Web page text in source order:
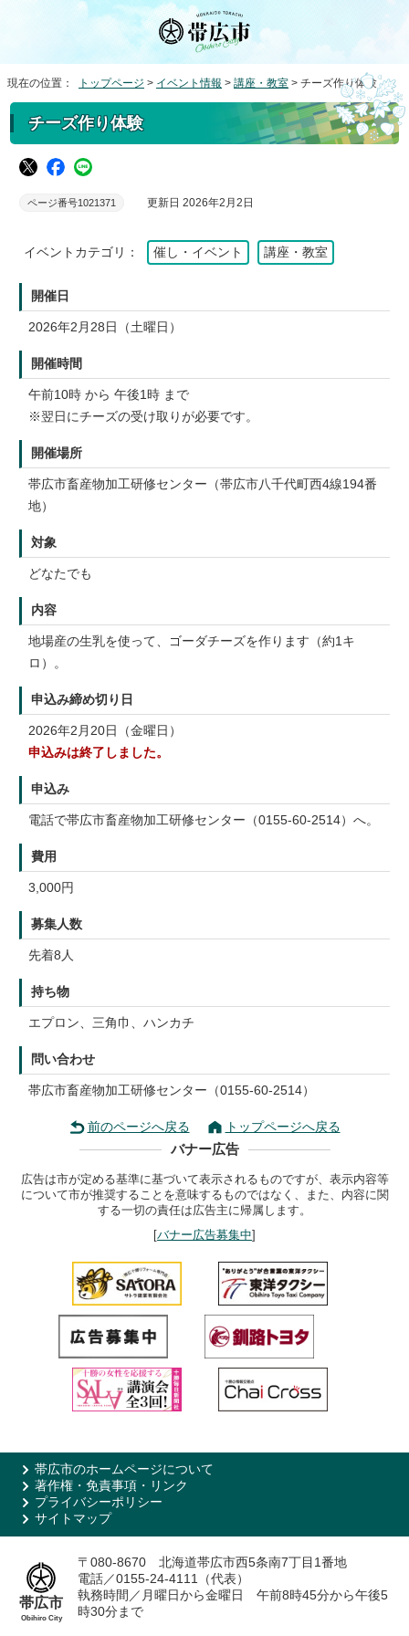
現在の位置： トップページ > イベント情報 > 講座・教室 > チーズ作り体験
チーズ作り体験
ページ番号1021371 更新日 2026年2月2日
イベントカテゴリ： 催し・イベント 講座・教室
開催日
2026年2月28日（土曜日）
開催時間
午前10時 から 午後1時 まで
※翌日にチーズの受け取りが必要です。
開催場所
帯広市畜産物加工研修センター（帯広市八千代町西4線194番
地）
対象
どなたでも
内容
地場産の生乳を使って、ゴーダチーズを作ります（約1キ
ロ）。
申込み締め切り日
2026年2月20日（金曜日）
申込みは終了しました。
申込み
電話で帯広市畜産物加工研修センター（0155-60-2514）へ。
費用
3,000円
募集人数
先着8人
持ち物
エプロン、三角巾、ハンカチ
問い合わせ
帯広市畜産物加工研修センター（0155-60-2514）
前のページへ戻る トップページへ戻る
バナー広告
広告は市が定める基準に基づいて表示されるものですが、表示内容等
について市が推奨することを意味するものではなく、また、内容に関
する一切の責任は広告主に帰属します。
[バナー広告募集中]
帯広市のホームページについて
著作権・免責事項・リンク
プライバシーポリシー
サイトマップ
帯広市
Obihiro City
〒080-8670 北海道帯広市西5条南7丁目1番地
電話／0155-24-4111（代表）
執務時間／月曜日から金曜日 午前8時45分から午後5
時30分まで